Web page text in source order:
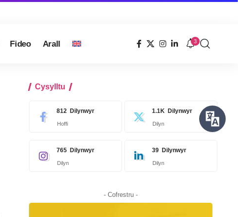
Fideo Arall 3
Cysylltu
812 Dilynwyr
Hoffi
1.1K Dilynwyr
Dilyn
765 Dilynwyr
Dilyn
39 Dilynwyr
Dilyn
- Cofrestru -